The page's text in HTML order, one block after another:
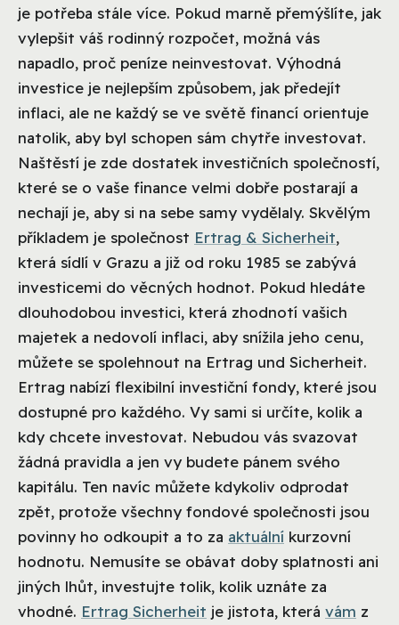
je potřeba stále více. Pokud marně přemýšlíte, jak
vylepšit váš rodinný rozpočet, možná vás
napadlo, proč peníze neinvestovat. Výhodná
investice je nejlepším způsobem, jak předejít
inflaci, ale ne každý se ve světě financí orientuje
natolik, aby byl schopen sám chytře investovat.
Naštěstí je zde dostatek investičních společností,
které se o vaše finance velmi dobře postarají a
nechají je, aby si na sebe samy vydělaly. Skvělým
příkladem je společnost Ertrag & Sicherheit,
která sídlí v Grazu a již od roku 1985 se zabývá
investicemi do věcných hodnot. Pokud hledáte
dlouhodobou investici, která zhodnotí vašich
majetek a nedovolí inflaci, aby snížila jeho cenu,
můžete se spolehnout na Ertrag und Sicherheit.
Ertrag nabízí flexibilní investiční fondy, které jsou
dostupné pro každého. Vy sami si určíte, kolik a
kdy chcete investovat. Nebudou vás svazovat
žádná pravidla a jen vy budete pánem svého
kapitálu. Ten navíc můžete kdykoliv odprodat
zpět, protože všechny fondové společnosti jsou
povinny ho odkoupit a to za aktuální kurzovní
hodnotu. Nemusíte se obávat doby splatnosti ani
jiných lhůt, investujte tolik, kolik uznáte za
vhodné. Ertrag Sicherheit je jistota, která vám z